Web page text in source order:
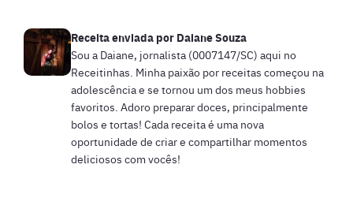
Receita enviada por Daiane Souza
Sou a Daiane, jornalista (0007147/SC) aqui no
Receitinhas. Minha paixão por receitas começou na
adolescência e se tornou um dos meus hobbies
favoritos. Adoro preparar doces, principalmente
bolos e tortas! Cada receita é uma nova
oportunidade de criar e compartilhar momentos
deliciosos com vocês!